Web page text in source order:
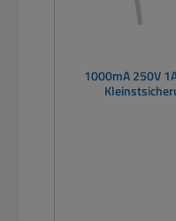
1000mA 250V